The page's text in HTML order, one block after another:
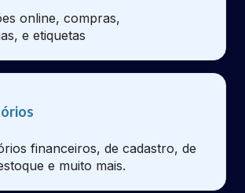
online, compras,
e etiquetas
financeiros, de cadastro, de
e muito mais.